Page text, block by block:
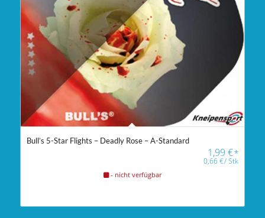
Bull’s 5-Star Flights – Deadly Rose – A-Standard
1,99€*
0,66€/Stk
- nicht verfügbar